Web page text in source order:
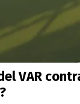
VAR